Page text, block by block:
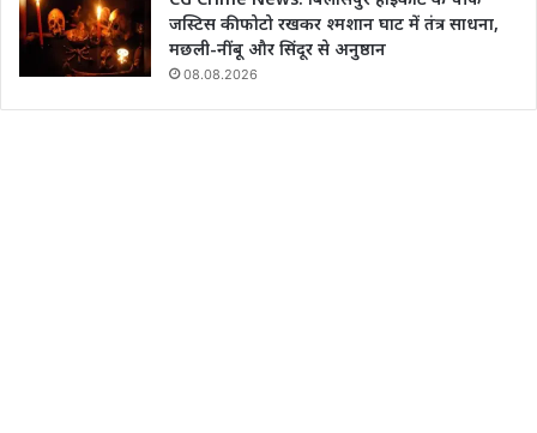
जस्टिस की फोटो रखकर श्मशान घाट में तंत्र साधना,
मछली-नींबू और सिंदूर से अनुष्ठान
08.08.2026